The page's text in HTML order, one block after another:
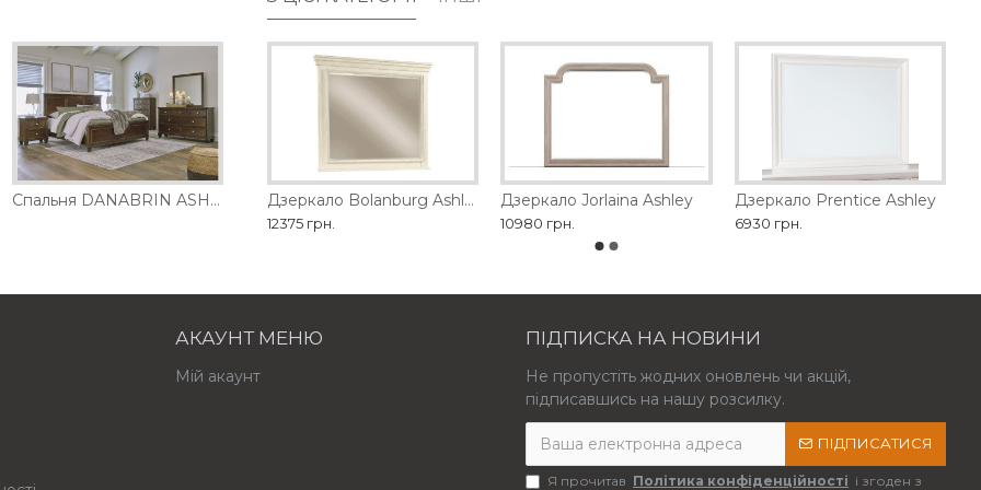
Спальня DANABRIN ASHLEY Дзеркало Bolanburg Ashley
12375 грн.
Дзеркало Jorlaina Ashley
10980 грн.
Дзеркало Prentice Ashley
6930 грн.
АКАУНТ МЕНЮ
Мій акаунт
ПІДПИСКА НА НОВИНИ
Не пропустіть жодних оновлень чи акцій,
підписавшись на нашу розсилку.
ПІДПИСАТИСЯ
Я прочитав Політика конфіденційності і згоден з